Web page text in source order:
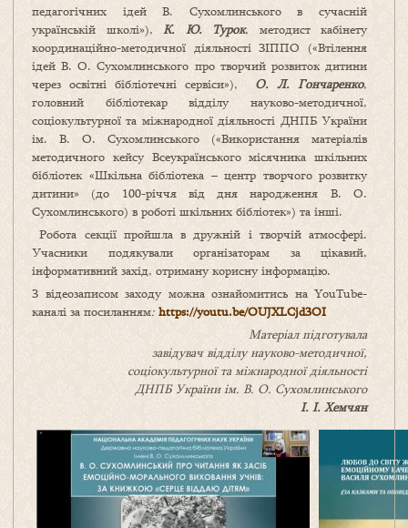
педагогічних ідей В. Сухомлинського в сучасній
українській школі»), К. Ю. Турок, методист кабінету
координаційно-методичної діяльності ЗІППО («Втілення
ідей В. О. Сухомлинського про творчий розвиток дитини
через освітні бібліотечні сервіси»), О. Л. Гончаренко,
головний бібліотекар відділу науково-методичної,
соціокультурної та міжнародної діяльності ДНПБ України
ім. В. О. Сухомлинського («Використання матеріалів
методичного кейсу Всеукраїнського місячника шкільних
бібліотек «Шкільна бібліотека – центр творчого розвитку
дитини» (до 100-річчя від дня народження В. О.
Сухомлинського) в роботі шкільних бібліотек») та інші.
Робота секції пройшла в дружній і творчій атмосфері.
Учасники подякували організаторам за цікавий,
інформативний захід, отриману корисну інформацію.
З відеозаписом заходу можна ознайомитись на YouTube-
каналі за посиланням: https://youtu.be/OUJXLCjd3OI
Матеріал підготувала
завідувач відділу науково-методичної,
соціокультурної та міжнародної діяльності
ДНПБ України ім. В. О. Сухомлинського
І. І. Хемчян